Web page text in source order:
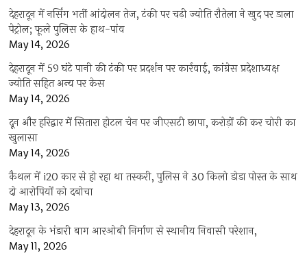
देहरादून में नर्सिंग भर्ती आंदोलन तेज, टंकी पर चढ़ी ज्योति रौतेला ने खुद पर डाला
पेट्रोल; फूले पुलिस के हाथ-पांव
May 14, 2026
देहरादून में 59 घंटे पानी की टंकी पर प्रदर्शन पर कार्रवाई, कांग्रेस प्रदेशाध्यक्ष
ज्योति सहित अन्य पर केस
May 14, 2026
दून और हरिद्वार में सितारा होटल चेन पर जीएसटी छापा, करोड़ों की कर चोरी का
खुलासा
May 14, 2026
कैथल में i20 कार से हो रहा था तस्करी, पुलिस ने 30 किलो डोडा पोस्त के साथ
दो आरोपियों को दबोचा
May 13, 2026
देहरादून के भंडारी बाग आरओबी निर्माण से स्थानीय निवासी परेशान,
May 11, 2026